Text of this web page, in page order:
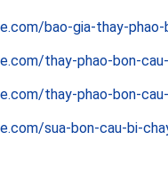
bao-gia-thay-
thay-phao-bon-
thay-phao-bon-
sua-bon-cau-bi-